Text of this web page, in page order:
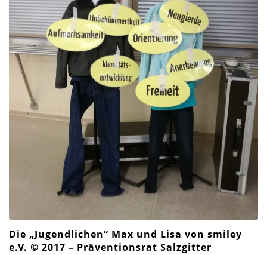
Die „Jugendlichen“ Max und Lisa von smiley
e.V. © 2017 – Präventionsrat Salzgitter